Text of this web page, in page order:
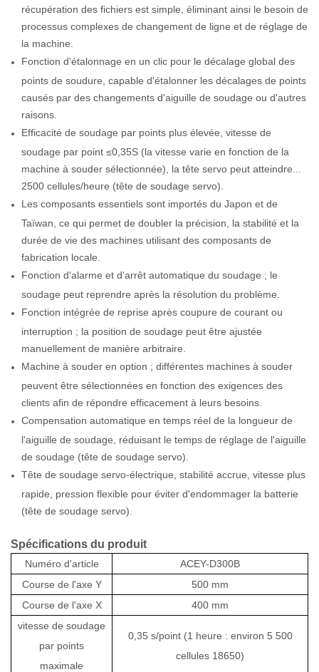
récupération des fichiers est simple, éliminant ainsi le besoin de
processus complexes de changement de ligne et de réglage de
la machine.
Fonction d'étalonnage en un clic pour le décalage global des
points de soudure, capable d'étalonner les décalages de points
causés par des changements d'aiguille de soudage ou d'autres
raisons.
Efficacité de soudage par points plus élevée, vitesse de
soudage par point ≤0,35S (la vitesse varie en fonction de la
machine à souder sélectionnée), la tête servo peut atteindre...
2500 cellules/heure (tête de soudage servo).
Les composants essentiels sont importés du Japon et de
Taïwan, ce qui permet de doubler la précision, la stabilité et la
durée de vie des machines utilisant des composants de
fabrication locale.
Fonction d'alarme et d'arrêt automatique du soudage ; le
soudage peut reprendre après la résolution du problème.
Fonction intégrée de reprise après coupure de courant ou
interruption ; la position de soudage peut être ajustée
manuellement de manière arbitraire.
Machine à souder en option ; différentes machines à souder
peuvent être sélectionnées en fonction des exigences des
clients afin de répondre efficacement à leurs besoins.
Compensation automatique en temps réel de la longueur de
l'aiguille de soudage, réduisant le temps de réglage de l'aiguille
de soudage (tête de soudage servo).
Tête de soudage servo-électrique, stabilité accrue, vitesse plus
rapide, pression flexible pour éviter d'endommager la batterie
(tête de soudage servo).
Spécifications du produit
Numéro d'article
ACEY-D300B
Course de l'axe Y
500 mm
Course de l'axe X
400 mm
vitesse de soudage
par points
maximale
0,35 s/point (1 heure : environ 5 500
cellules 18650)